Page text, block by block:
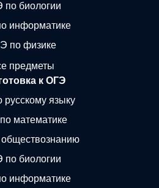
по биологии
информатике
по физике
предметы
к ОГЭ
языку
математике
по биологии
информатике